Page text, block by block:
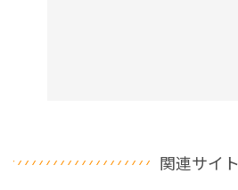
関連サイト